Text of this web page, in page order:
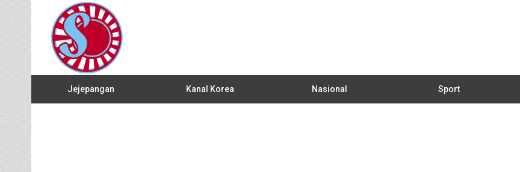
Jejepangan Kanal Korea Nasional Sport